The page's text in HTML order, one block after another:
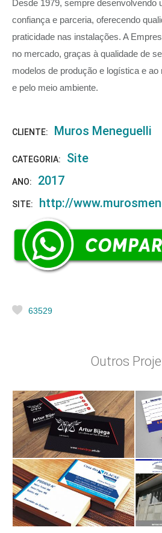
Desde 1979, sempre desenvolvendo
confiança e parceria, oferecendo
praticidade nas instalações. A
no mercado, graças à qualidade de
modelos de produção e logística e
e pelo meio ambiente.
CLIENTE: Muros Meneguelli
CATEGORIA: Site
ANO: 2017
SITE: http://
63529
Outros